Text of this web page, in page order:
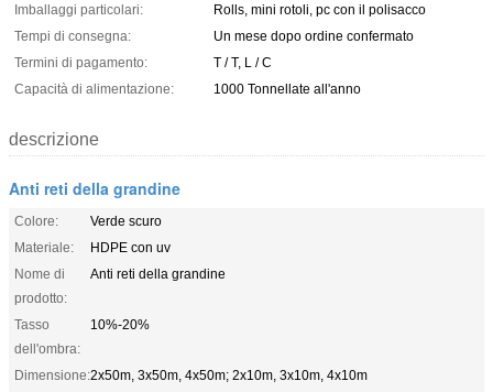
Imballaggi particolari:
Rolls, mini rotoli, pc con il polisacco
Tempi di consegna:
Un mese dopo ordine confermato
Termini di pagamento:
T / T, L / C
Capacità di alimentazione:
1000 Tonnellate all'anno
descrizione
Anti reti della grandine
Colore:
Verde scuro
Materiale:
HDPE con uv
Nome di
prodotto:
Anti reti della grandine
Tasso
dell'ombra:
10%-20%
Dimensione:2x50m, 3x50m, 4x50m; 2x10m, 3x10m, 4x10m